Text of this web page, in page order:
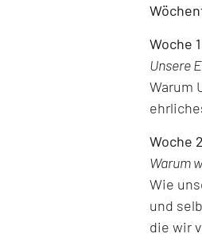
Woche
Unsere
Warum
Woche
Warum
Wie
und
die wir